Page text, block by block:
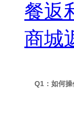
餐返
商城
Q1：如何